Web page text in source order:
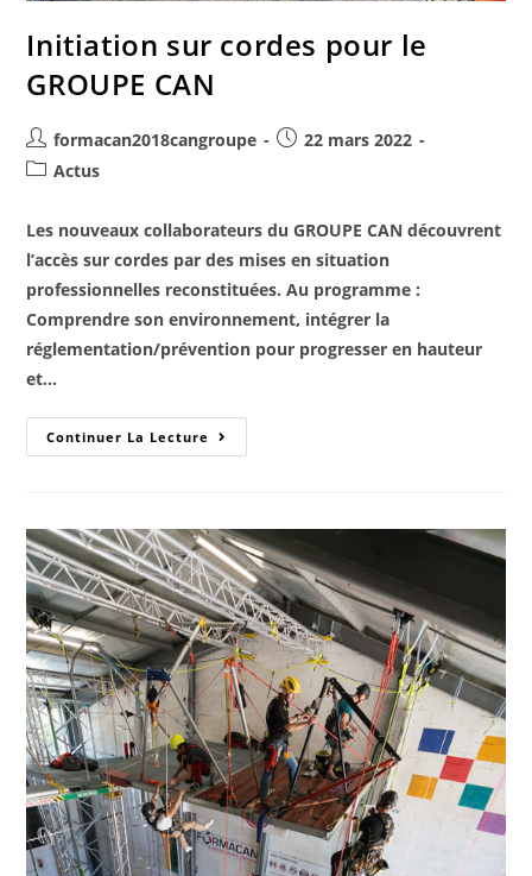
Initiation sur cordes pour le
GROUPE CAN
formacan2018cangroupe
22 mars 2022
Actus
Les nouveaux collaborateurs du GROUPE CAN découvrent
l’accès sur cordes par des mises en situation
professionnelles reconstituées. Au programme :
Comprendre son environnement, intégrer la
réglementation/prévention pour progresser en hauteur
et…
Continuer La Lecture